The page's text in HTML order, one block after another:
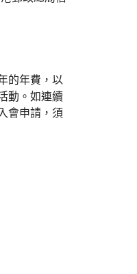
的年費，以
動。如連續
會申請，須